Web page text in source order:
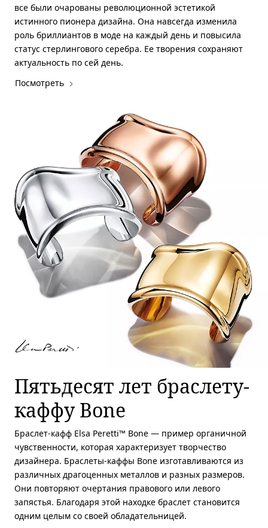
все были очарованы революционной эстетикой
истинного пионера дизайна. Она навсегда изменила
роль бриллиантов в моде на каждый день и повысила
статус стерлингового серебра. Ее творения сохраняют
актуальность по сей день.
Посмотреть
Пятьдесят лет браслету-
каффу Bone
Браслет-кафф Elsa Peretti™ Bone — пример органичной
чувственности, которая характеризует творчество
дизайнера. Браслеты-каффы Bone изготавливаются из
различных драгоценных металлов и разных размеров.
Они повторяют очертания правового или левого
запястья. Благодаря этой находке браслет становится
одним целым со своей обладательницей.